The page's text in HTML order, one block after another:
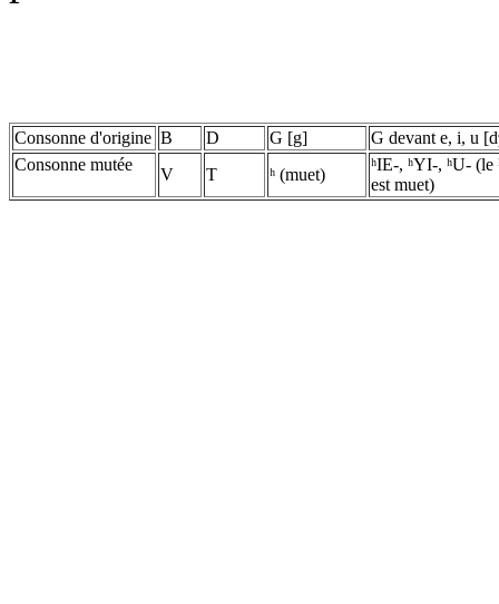
Consonne d'origine B D G [g]
G devant e, i, u
Consonne mutée
V T ʰ (muet)
ʰIE-, ʰYI-, ʰU- (le
est muet)